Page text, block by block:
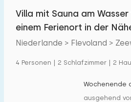
Villa mit Sauna am
einem Ferienort in der
Niederlande > Flevoland >
4 Personen | 2 Schlafzimmer | 2
Wochenende
ausgehend